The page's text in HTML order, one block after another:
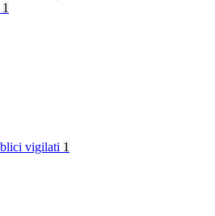
1
vigilati 1